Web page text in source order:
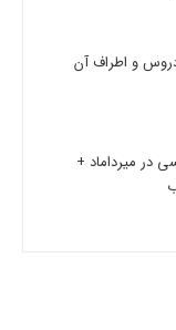
و اطراف آن
در میرداماد +